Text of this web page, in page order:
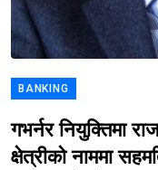
BANKING
गभर्नर नियुक्तिमा
क्षेत्रीको नाममा